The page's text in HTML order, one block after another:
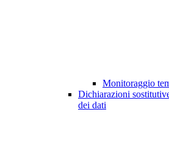
Monitoraggio
Dichiarazioni
dei dati